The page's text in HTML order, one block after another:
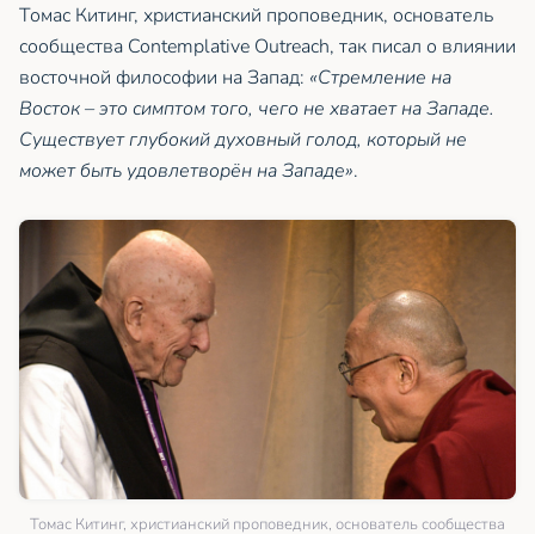
Томас Китинг, христианский проповедник, основатель
сообщества Contemplative Outreach, так писал о влиянии
восточной философии на Запад: «Стремление на
Восток – это симптом того, чего не хватает на Западе.
Существует глубокий духовный голод, который не
может быть удовлетворён на Западе».
Томас Китинг, христианский проповедник, основатель сообщества